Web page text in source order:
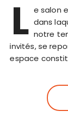
L e salon
dans
notre
invités, se
espace